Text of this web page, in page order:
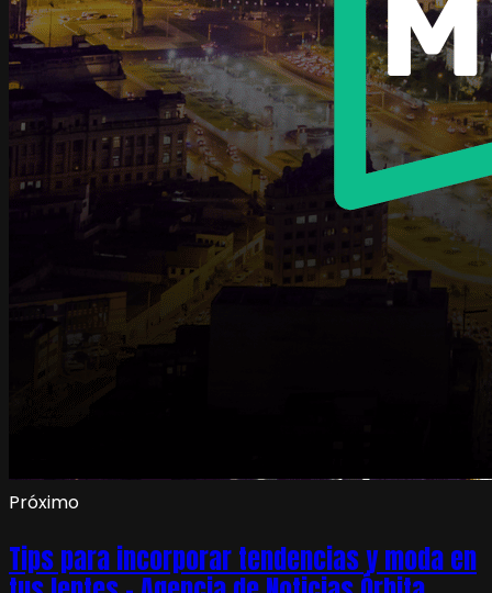
Próximo
Tips para incorporar tendencias y moda en